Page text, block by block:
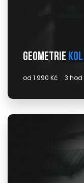
Geometrie kol
od 1.990 Kč 3 hod